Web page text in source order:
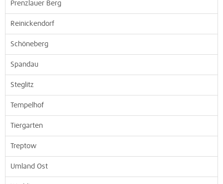
Prenzlauer Berg
Reinickendorf
Schöneberg
Spandau
Steglitz
Tempelhof
Tiergarten
Treptow
Umland Ost